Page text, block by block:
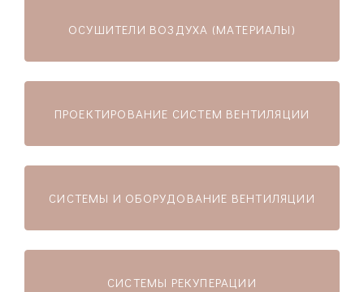
ОСУШИТЕЛИ ВОЗДУХА (МАТЕРИАЛЫ)
ПРОЕКТИРОВАНИЕ СИСТЕМ ВЕНТИЛЯЦИИ
СИСТЕМЫ И ОБОРУДОВАНИЕ ВЕНТИЛЯЦИИ
СИСТЕМЫ РЕКУПЕРАЦИИ